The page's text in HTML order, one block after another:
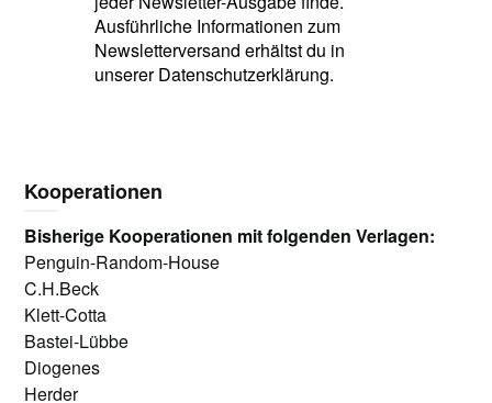
Ausführliche Informationen zum
Newsletterversand erhältst du in
unserer Datenschutzerklärung.
Kooperationen
Bisherige Kooperationen mit folgenden Verlagen:
Penguin-Random-House
C.H.Beck
Klett-Cotta
Bastei-Lübbe
Diogenes
Herder